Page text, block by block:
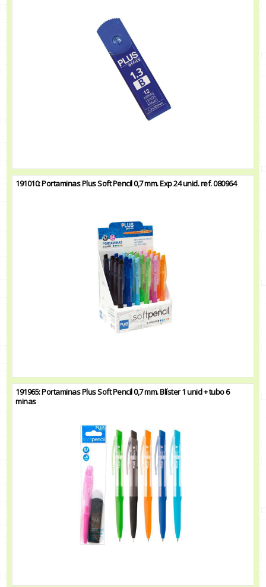
191010: Portaminas Plus Soft Pencil 0,7 mm. Exp 24 unid. ref. 080964
191965: Portaminas Plus Soft Pencil 0,7 mm. Blíster 1 unid + tubo 6
minas